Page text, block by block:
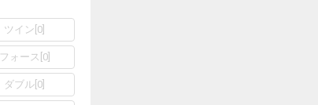
ツイン 0
フォース 0]
ダブル 0